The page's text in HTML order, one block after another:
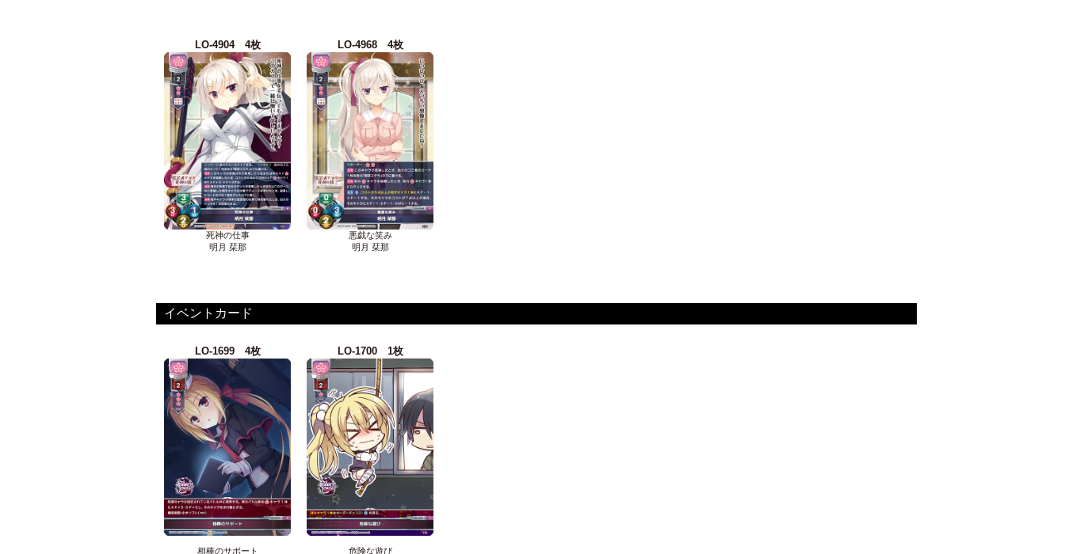
LO-4904 4枚
死神の仕事
明月 栞那
LO-4968 4枚
悪戯な笑み
明月 栞那
イベントカード
LO-1699 4枚
相棒のサポート
LO-1700 1枚
危険な遊び